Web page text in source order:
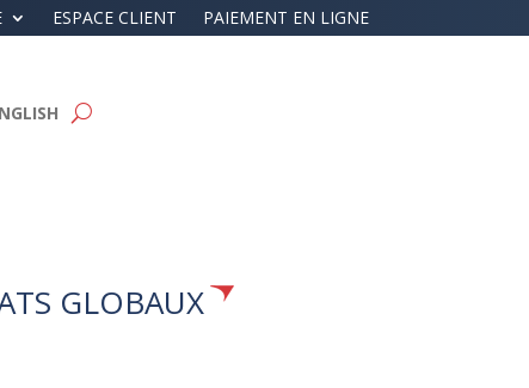
ESPACE CLIENT PAIEMENT EN LIGNE
GLOBAUX